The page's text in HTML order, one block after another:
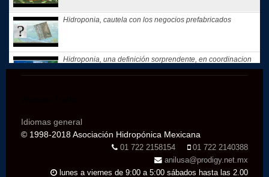
Hidroponia, cautela con los negocios prefabricados
Hidroponia, una definición sorprendente, en coordinacion
con la...
Te compartimos nuestros recuerdos: que motivó a Gloria
Idiomas general
© 1998-2018 Asociación Hidropónica Mexicana
01 722 2158154
01 722 2140388
anilusa@prodigy.net.mx
lunes a viernes de 9:00 a 5:00 sábados hasta las 2.00